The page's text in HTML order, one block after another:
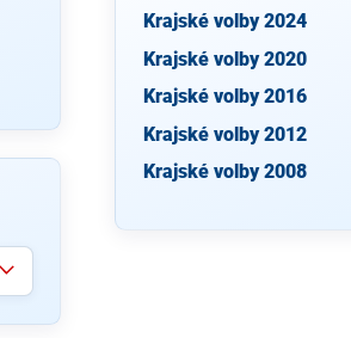
Krajské volby 2024
Krajské volby 2020
Krajské volby 2016
Krajské volby 2012
Krajské volby 2008